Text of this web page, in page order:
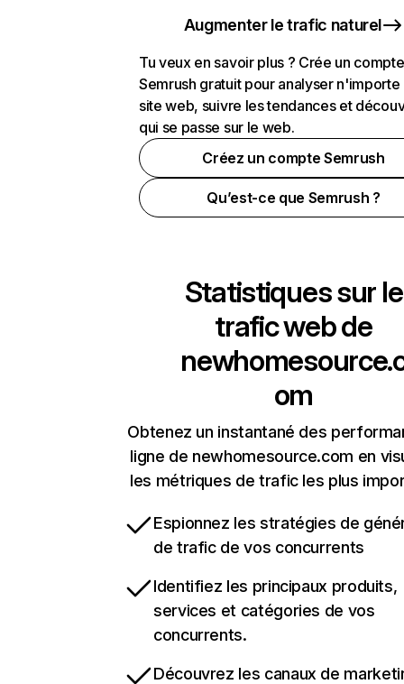
Augmenter le trafic naturel
Tu veux en savoir plus ? Crée un compte
Semrush gratuit pour analyser n'importe
site web, suivre les tendances et
qui se passe sur le web.
Créez un compte Semrush
Qu’est-ce que Semrush ?
Statistiques sur le
trafic web de
om
Obtenez un instantané des
ligne de newhomesource.com en
les métriques de trafic les plus
Espionnez les stratégies de
de trafic de vos concurrents
Identifiez les principaux produits,
services et catégories de vos
concurrents.
Découvrez les canaux de